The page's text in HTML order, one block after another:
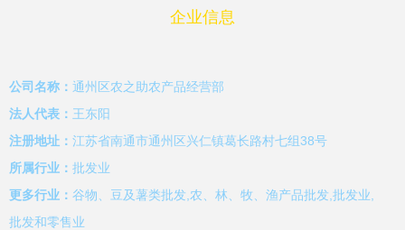
企业信息
公司名称： 通州区农之助农产品经营部
法人代表： 王东阳
注册地址： 江苏省南通市通州区兴仁镇葛长路村七组38号
所属行业： 批发业
更多行业： 谷物、豆及薯类批发,农、林、牧、渔产品批发,批发业,
批发和零售业